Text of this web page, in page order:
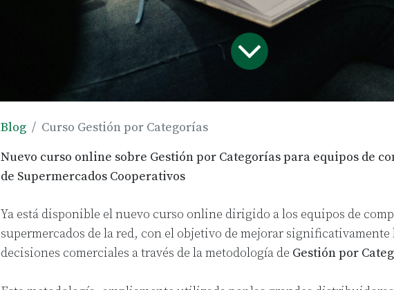
Blog
Curso Gestión por Categorías
Nuevo curso online sobre Gestión por Categorías para equipos de
de Supermercados Cooperativos
Ya está disponible el nuevo curso online dirigido a los equipos de
supermercados de la red, con el objetivo de mejorar significativamente
decisiones comerciales a través de la metodología de Gestión por